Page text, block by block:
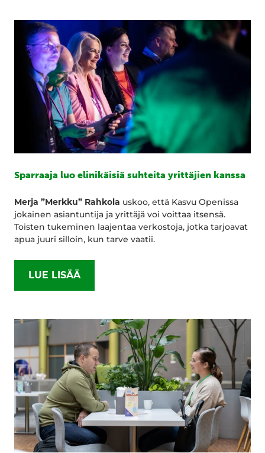
Sparraaja luo elinikäisiä suhteita yrittäjien kanssa
Merja ”Merkku” Rahkola uskoo, että Kasvu Openissa
jokainen asiantuntija ja yrittäjä voi voittaa itsensä.
Toisten tukeminen laajentaa verkostoja, jotka tarjoavat
apua juuri silloin, kun tarve vaatii.
LUE LISÄÄ